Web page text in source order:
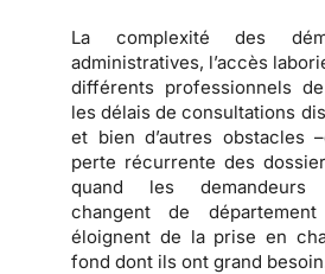
La complexité des
administratives, l’accès
différents professionnels
les délais de consultations
et bien d’autres obstacles
perte récurrente des
quand les demandeurs
changent de
éloignent de la prise en
fond dont ils ont grand